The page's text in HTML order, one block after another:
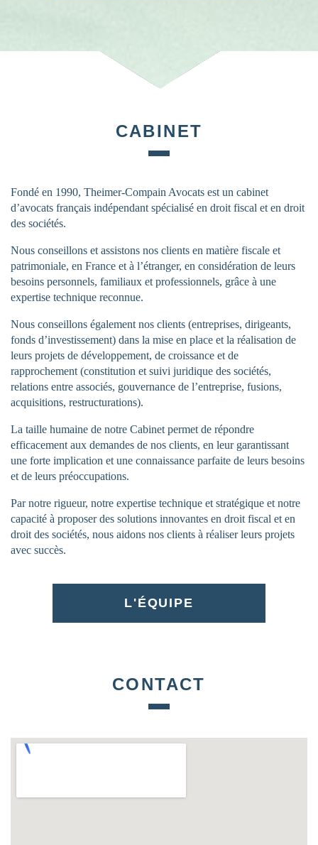
CABINET
Fondé en 1990, Theimer-Compain Avocats est un cabinet
d’avocats français indépendant spécialisé en droit fiscal et en droit
des sociétés.
Nous conseillons et assistons nos clients en matière fiscale et
patrimoniale, en France et à l’étranger, en considération de leurs
besoins personnels, familiaux et professionnels, grâce à une
expertise technique reconnue.
Nous conseillons également nos clients (entreprises, dirigeants,
fonds d’investissement) dans la mise en place et la réalisation de
leurs projets de développement, de croissance et de
rapprochement (constitution et suivi juridique des sociétés,
relations entre associés, gouvernance de l’entreprise, fusions,
acquisitions, restructurations).
La taille humaine de notre Cabinet permet de répondre
efficacement aux demandes de nos clients, en leur garantissant
une forte implication et une connaissance parfaite de leurs besoins
et de leurs préoccupations.
Par notre rigueur, notre expertise technique et stratégique et notre
capacité à proposer des solutions innovantes en droit fiscal et en
droit des sociétés, nous aidons nos clients à réaliser leurs projets
avec succès.
L'ÉQUIPE
CONTACT